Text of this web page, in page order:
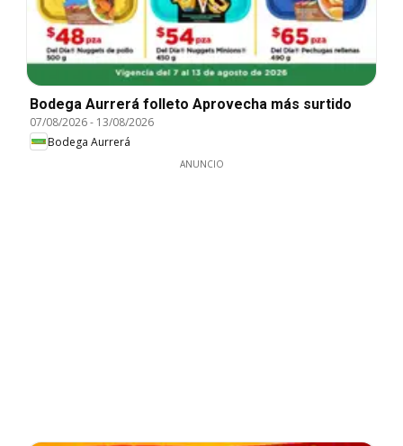
Bodega Aurrerá folleto Aprovecha más surtido
07/08/2026- 13/08/2026
Bodega Aurrerá
ANUNCIO